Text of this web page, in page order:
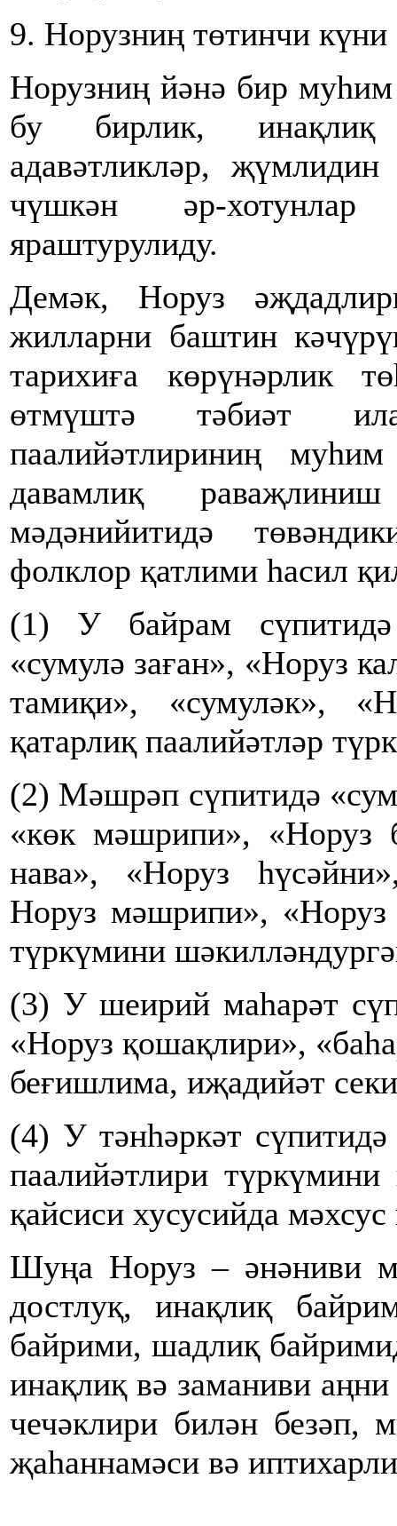
9. Норузниң төтинчи күни
Норузниң йәнә бир
бу бирлик,
адавәтликләр, җүмлидин
чүшкән әр-
яраштурулиду.
Демәк, Норуз
жилларни баштин
тарихиға көрүнәрлик
өтмүштә тәбиәт
паалийәтлириниң
давамлиқ
мәдәнийитидә
фолклор қатлими һасил
(1) У байрам сүпитидә
«сумулә заған», «Норуз
тамиқи», «сумуләк»,
қатарлиқ паалийәтләр
(2) Мәшрәп сүпитидә
«көк мәшрипи», «Норуз
нава», «Норуз
Норуз мәшрипи», «Норуз
түркүмини
(3) У шеирий маһарәт
«Норуз қошақлири»,
беғишлима, иҗадийәт
(4) У тәнһәркәт
паалийәтлири
қайсиси хусусийда
Шуңа Норуз – әнәниви
достлуқ, инақлиқ
байрими, шадлиқ
инақлиқ вә заманиви
чечәклири билән безәп,
җаһаннамәси вә